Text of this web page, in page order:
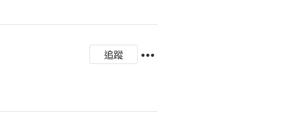
追蹤